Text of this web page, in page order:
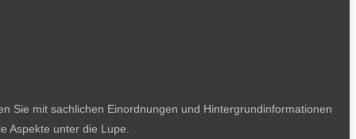
Sie mit sachlichen Einordnungen und Hintergrundinformationen
Aspekte unter die Lupe.